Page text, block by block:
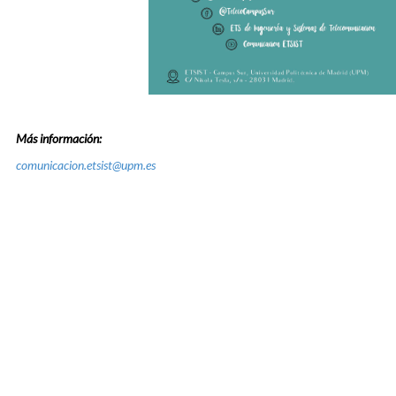
Más información:
comunicacion.etsist@upm.es